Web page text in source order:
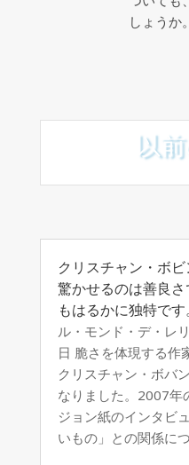
しょうか。
以
クリスチャン・ボ
驚かせるのは善良
もはるかに独特です
ル・モンド・デ・レ
日 脆さを体現する作
クリスチャン・ボバ
なりました。2007年
ジョン紙のインタビ
いもの」との関係に